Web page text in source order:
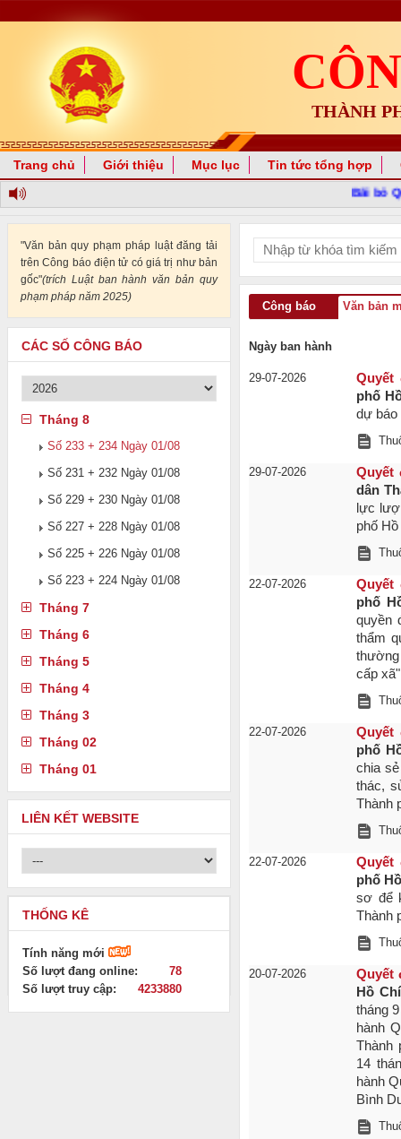
THÀNH
Trang chủ Giới thiệu Mục lục Tin tức tổng hợp
Bãi bỏ
"Văn bản quy phạm pháp luật đăng tải
trên Công báo điện tử có giá trị như bản
gốc"(trích Luật ban hành văn bản quy
phạm pháp năm 2025)
CÁC SỐ CÔNG BÁO
Tháng 8
Số 233 + 234 Ngày 01/08
Số 231 + 232 Ngày 01/08
Số 229 + 230 Ngày 01/08
Số 227 + 228 Ngày 01/08
Số 225 + 226 Ngày 01/08
Số 223 + 224 Ngày 01/08
Tháng 7
Tháng 6
Tháng 5
Tháng 4
Tháng 3
Tháng 02
Tháng 01
LIÊN KẾT WEBSITE
THỐNG KÊ
Tính năng mới
Số lượt đang online:
78
Số lượt truy cập:
4233880
Công báo Văn bản
Ngày ban hành
29-07-2026
Quyết
phố
dự báo
29-07-2026
Quyết
dân
lực
phố
22-07-2026
Quyết
phố
quyền
thẩm
cấp
22-07-2026
Quyết
phố
chia
thác,
Thành
22-07-2026
Quyết
phố
sơ để
Thành
20-07-2026
Quyết
Hồ
tháng
hành
Thành
14
hành
Bình